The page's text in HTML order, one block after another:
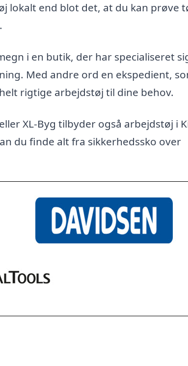
lokalt end blot det, at du kan prøve
i en butik, der har specialiseret
Med andre ord en ekspedient,
rigtige arbejdstøj til dine behov.
XL-Byg tilbyder også arbejdstøj i
du finde alt fra sikkerhedssko over